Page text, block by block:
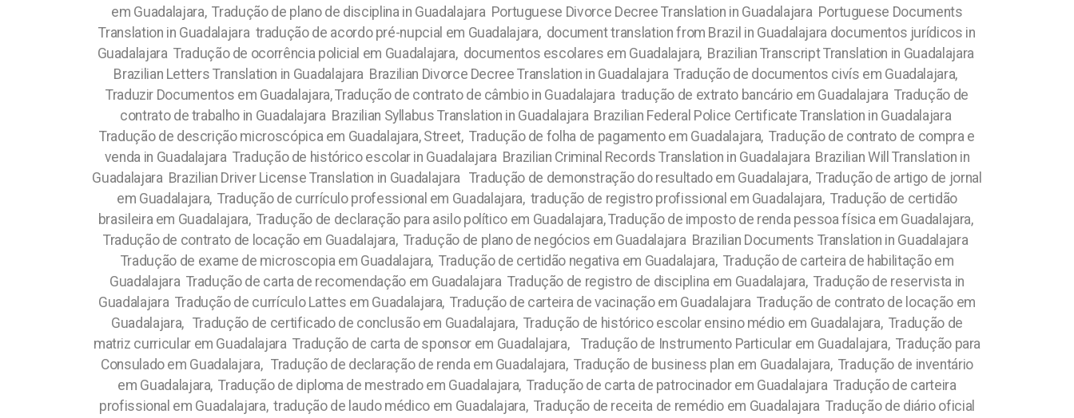
em Guadalajara, Tradução de plano de disciplina in Guadalajara Portuguese Divorce Decree Translation in Guadalajara Portuguese Documents
Translation in Guadalajara tradução de acordo pré-nupcial em Guadalajara, document translation from Brazil in Guadalajara documentos jurídicos in
Guadalajara Tradução de ocorrência policial em Guadalajara, documentos escolares em Guadalajara, Brazilian Transcript Translation in Guadalajara
Brazilian Letters Translation in Guadalajara Brazilian Divorce Decree Translation in Guadalajara Tradução de documentos civís em Guadalajara,
Traduzir Documentos em Guadalajara, Tradução de contrato de câmbio in Guadalajara tradução de extrato bancário em Guadalajara Tradução de
contrato de trabalho in Guadalajara Brazilian Syllabus Translation in Guadalajara Brazilian Federal Police Certificate Translation in Guadalajara
Tradução de descrição microscópica em Guadalajara, Street, Tradução de folha de pagamento em Guadalajara, Tradução de contrato de compra e
venda in Guadalajara Tradução de histórico escolar in Guadalajara Brazilian Criminal Records Translation in Guadalajara Brazilian Will Translation in
Guadalajara Brazilian Driver License Translation in Guadalajara Tradução de demonstração do resultado em Guadalajara, Tradução de artigo de jornal
em Guadalajara, Tradução de currículo professional em Guadalajara, tradução de registro profissional em Guadalajara, Tradução de certidão
brasileira em Guadalajara, Tradução de declaração para asilo político em Guadalajara, Tradução de imposto de renda pessoa física em Guadalajara,
Tradução de contrato de locação em Guadalajara, Tradução de plano de negócios em Guadalajara Brazilian Documents Translation in Guadalajara
Tradução de exame de microscopia em Guadalajara, Tradução de certidão negativa em Guadalajara, Tradução de carteira de habilitação em
Guadalajara Tradução de carta de recomendação em Guadalajara Tradução de registro de disciplina em Guadalajara, Tradução de reservista in
Guadalajara Tradução de currículo Lattes em Guadalajara, Tradução de carteira de vacinação em Guadalajara Tradução de contrato de locação em
Guadalajara, Tradução de certificado de conclusão em Guadalajara, Tradução de histórico escolar ensino médio em Guadalajara, Tradução de
matriz curricular em Guadalajara Tradução de carta de sponsor em Guadalajara, Tradução de Instrumento Particular em Guadalajara, Tradução para
Consulado em Guadalajara, Tradução de declaração de renda em Guadalajara, Tradução de business plan em Guadalajara, Tradução de inventário
em Guadalajara, Tradução de diploma de mestrado em Guadalajara, Tradução de carta de patrocinador em Guadalajara Tradução de carteira
profissional em Guadalajara, tradução de laudo médico em Guadalajara, Tradução de receita de remédio em Guadalajara Tradução de diário oficial